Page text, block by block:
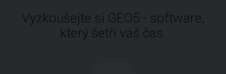
Vyzkoušejte si GEO5 - software,
který šetří váš čas.